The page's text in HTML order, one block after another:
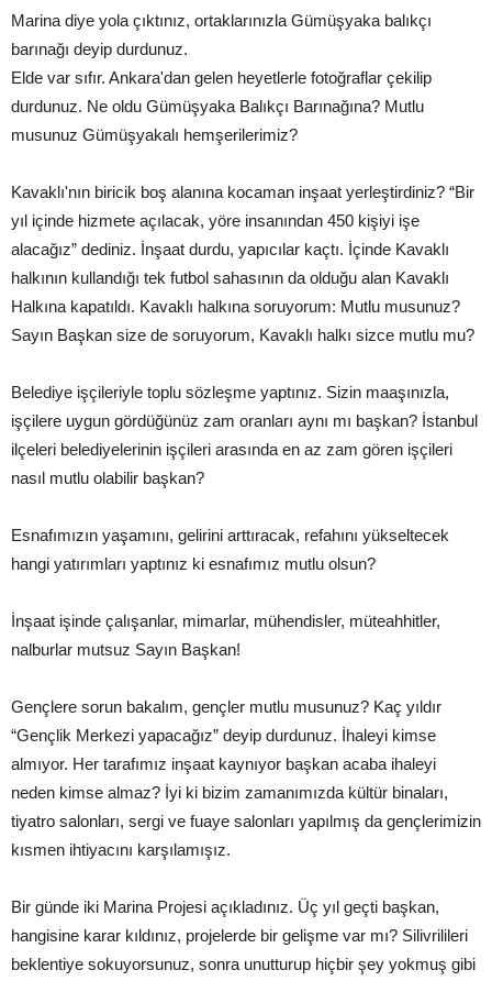
Marina diye yola çıktınız, ortaklarınızla Gümüşyaka balıkçı
barınağı deyip durdunuz.
Elde var sıfır. Ankara'dan gelen heyetlerle fotoğraflar çekilip
durdunuz. Ne oldu Gümüşyaka Balıkçı Barınağına? Mutlu
musunuz Gümüşyakalı hemşerilerimiz?
Kavaklı'nın biricik boş alanına kocaman inşaat yerleştirdiniz? “Bir
yıl içinde hizmete açılacak, yöre insanından 450 kişiyi işe
alacağız” dediniz. İnşaat durdu, yapıcılar kaçtı. İçinde Kavaklı
halkının kullandığı tek futbol sahasının da olduğu alan Kavaklı
Halkına kapatıldı. Kavaklı halkına soruyorum: Mutlu musunuz?
Sayın Başkan size de soruyorum, Kavaklı halkı sizce mutlu mu?
Belediye işçileriyle toplu sözleşme yaptınız. Sizin maaşınızla,
işçilere uygun gördüğünüz zam oranları aynı mı başkan? İstanbul
ilçeleri belediyelerinin işçileri arasında en az zam gören işçileri
nasıl mutlu olabilir başkan?
Esnafımızın yaşamını, gelirini arttıracak, refahını yükseltecek
hangi yatırımları yaptınız ki esnafımız mutlu olsun?
İnşaat işinde çalışanlar, mimarlar, mühendisler, müteahhitler,
nalburlar mutsuz Sayın Başkan!
Gençlere sorun bakalım, gençler mutlu musunuz? Kaç yıldır
“Gençlik Merkezi yapacağız” deyip durdunuz. İhaleyi kimse
almıyor. Her tarafımız inşaat kaynıyor başkan acaba ihaleyi
neden kimse almaz? İyi ki bizim zamanımızda kültür binaları,
tiyatro salonları, sergi ve fuaye salonları yapılmış da gençlerimizin
kısmen ihtiyacını karşılamışız.
Bir günde iki Marina Projesi açıkladınız. Üç yıl geçti başkan,
hangisine karar kıldınız, projelerde bir gelişme var mı? Silivrilileri
beklentiye sokuyorsunuz, sonra unutturup hiçbir şey yokmuş gibi